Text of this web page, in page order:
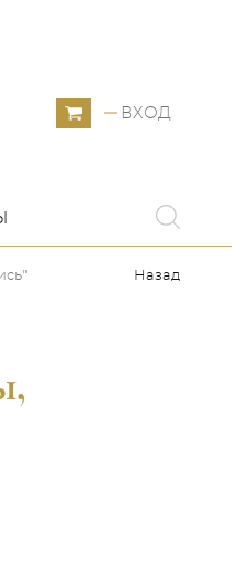
ВХОД
Назад